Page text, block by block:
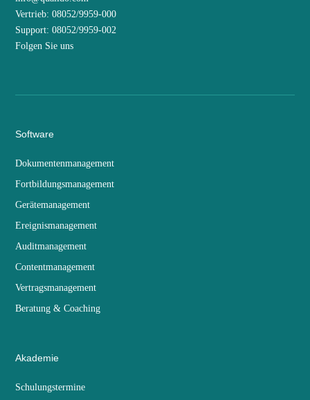
Vertrieb: 08052/9959-000
Support: 08052/9959-002
Folgen Sie uns
Software
Dokumentenmanagement
Fortbildungsmanagement
Gerätemanagement
Ereignismanagement
Auditmanagement
Contentmanagement
Vertragsmanagement
Beratung & Coaching
Akademie
Schulungstermine